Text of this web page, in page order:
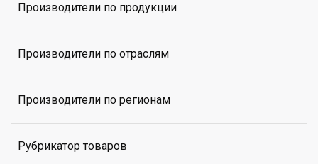
Производители по продукции
Производители по отраслям
Производители по регионам
Рубрикатор товаров